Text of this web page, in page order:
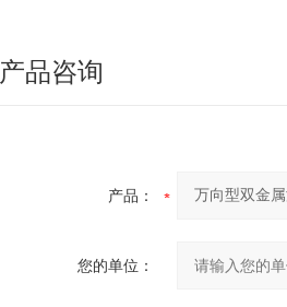
产品咨询
产品：
您的单位：